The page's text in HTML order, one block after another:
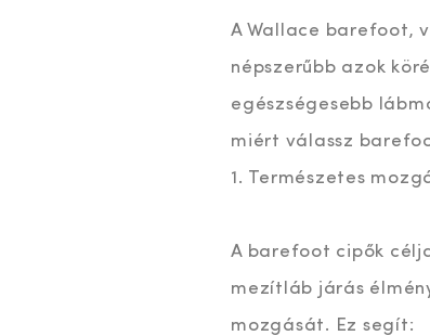
A Wallace barefoot,
népszerűbb azok
egészségesebb
miért válassz
1. Természetes
A barefoot cipők
mezítláb járás
mozgását. Ez segít: